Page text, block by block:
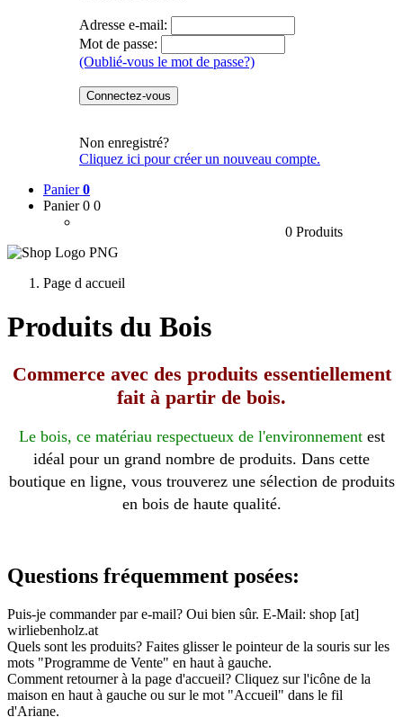
Adresse e-mail:
Mot de passe:
(Oublié-vous le mot de passe?)
Non enregistré?
Cliquez ici pour créer un nouveau compte.
Panier0
Panier 0 0
0 Produits
Page d accueil
Produits du Bois
Commerce avec des produits essentiellement
fait à partir de bois.
Le bois, ce matériau respectueux de l'environnementest
idéal pour un grand nombre de produits. Dans cette
boutique en ligne, vous trouverez une sélection de produits
en bois de haute qualité.
Questions fréquemment posées:
Puis-je commander par e-mail? Oui bien sûr. E-Mail: shop [at]
wirliebenholz.at
Quels sont les produits? Faites glisser le pointeur de la souris sur les
mots "Programme de Vente" en haut à gauche.
Comment retourner à la page d'accueil? Cliquez sur l'icône de la
maison en haut à gauche ou sur le mot "Accueil" dans le fil
d'Ariane.